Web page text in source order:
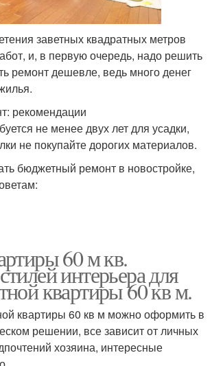
заветных квадратных метров
и, в первую очередь, надо решить
ремонт дешевле, ведь много денег
рекомендации
не менее двух лет для усадки,
не покупайте дорогих материалов.
бюджетный ремонт в новостройке,
60 м кв.
интерьера для
квартиры 60 кв м.
квартиры 60 кв м можно оформить в
решении, все зависит от личных
хозяина, интересные